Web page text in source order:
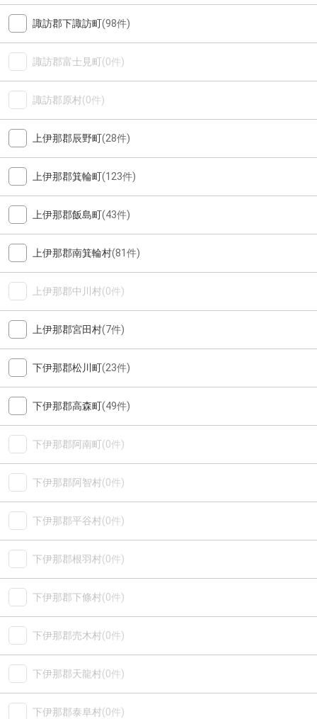
諏訪郡下諏訪町(98件)
諏訪郡富士見町(0件)
諏訪郡原村(0件)
上伊那郡辰野町(28件)
上伊那郡箕輪町(123件)
上伊那郡飯島町(43件)
上伊那郡南箕輪村(81件)
上伊那郡中川村(0件)
上伊那郡宮田村(7件)
下伊那郡松川町(23件)
下伊那郡高森町(49件)
下伊那郡阿南町(0件)
下伊那郡阿智村(0件)
下伊那郡平谷村(0件)
下伊那郡根羽村(0件)
下伊那郡下條村(0件)
下伊那郡売木村(0件)
下伊那郡天龍村(0件)
下伊那郡泰阜村(0件)